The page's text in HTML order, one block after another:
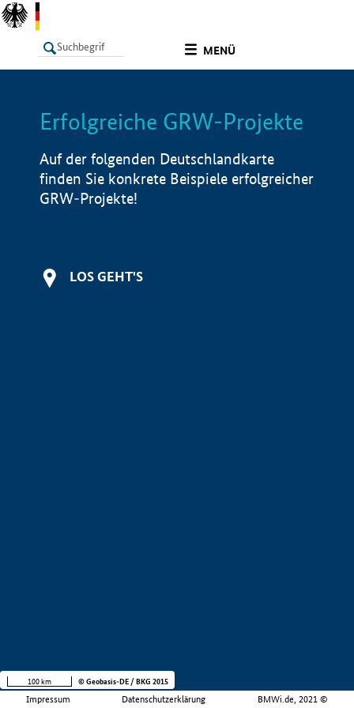
MENÜ
LISTE Info
Erfolgreiche GRW-Projekte
Auf der folgenden Deutschlandkarte
finden Sie konkrete Beispiele erfolgreicher
GRW-Projekte!
LOS GEHT'S
Impressum Datenschutzerklärung BMWi.de, 2021 ©
100 km © Geobasis-DE / BKG 2015